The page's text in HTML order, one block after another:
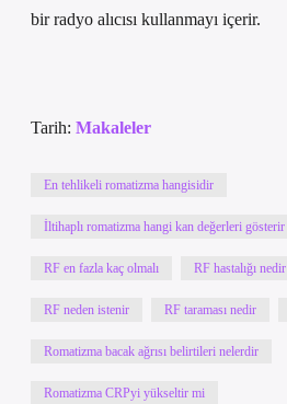
bir radyo alıcısı kullanmayı içerir.
Tarih: Makaleler
En tehlikeli romatizma hangisidir
İltihaplı romatizma hangi kan değerleri gösterir
RF en fazla kaç olmalı RF hastalığı nedir
RF neden istenir RF taraması nedir
Romatizma bacak ağrısı belirtileri nelerdir
Romatizma CRPyi yükseltir mi